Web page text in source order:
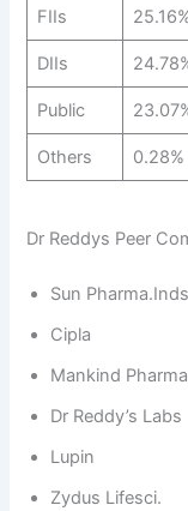
FIIs
DIIs
Public
Others 0.28%
Dr Reddys Peer
Sun
Cipla
Mankind Pharma
Dr Reddy’s Labs
Lupin
Zydus Lifesci.